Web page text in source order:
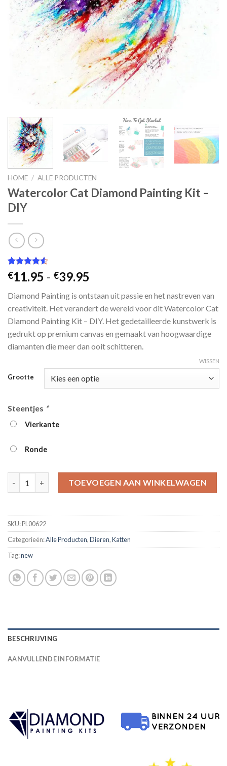
HOME / ALLE PRODUCTEN
Watercolor Cat Diamond Painting Kit –
DIY
Gewaardeerd
4.50 op 5
op
2
klant
waarderingen
€11.95 - €39.95
tot
€39.95
Diamond Painting is ontstaan ​​uit passie en het nastreven van
creativiteit. Het verandert de wereld voor dit Watercolor Cat
Diamond Painting Kit – DIY. Het gedetailleerde kunstwerk is
gedrukt op premium canvas en gemaakt van hoogwaardige
diamanten die meer dan ooit schitteren.
Grootte
WISSEN
Steentjes *
Vierkante
Ronde
TOEVOEGEN AAN WINKELWAGEN
SKU:PL00622
Categorieën:Alle Producten,Dieren,Katten
Tag:new
BESCHRIJVING
AANVULLENDE INFORMATIE